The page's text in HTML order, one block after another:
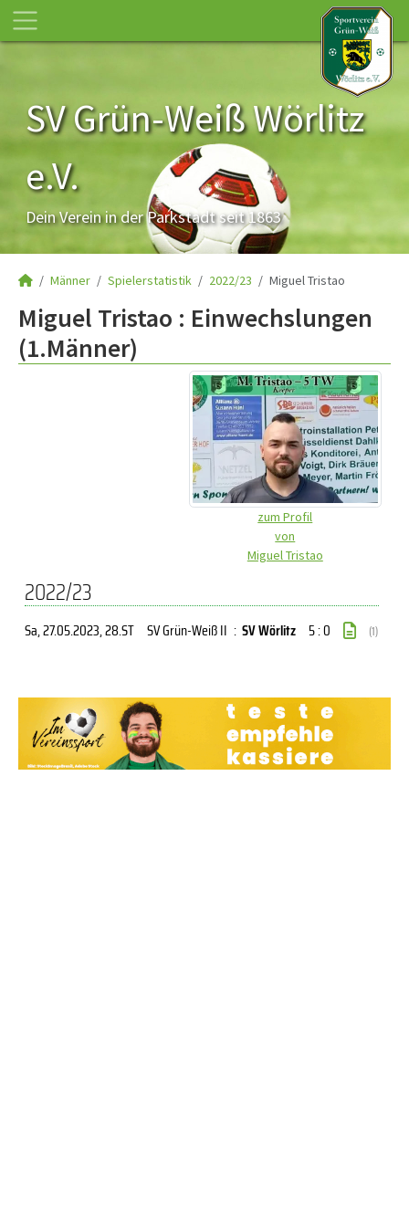
SV Grün-Weiß Wörlitz
e.V.
Dein Verein in der Parkstadt seit 1863
Männer Spielerstatistik 2022/23 Miguel Tristao
Miguel Tristao : Einwechslungen
(1.Männer)
zum Profil
von
Miguel Tristao
2022/23
Sa, 27.05.2023, 28.ST SV Grün-Weiß II : SV Wörlitz 5 : 0 (1)